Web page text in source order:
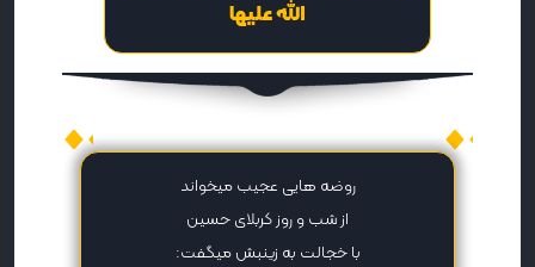
الله علیها
پیامک رحلت حضرت ام البنین (س)
روضه هایی عجیب میخواند
از شب و روز کربلای حسین
با خجالت به زینبش میگفت: